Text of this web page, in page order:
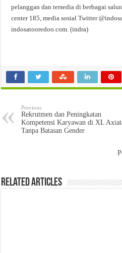
pelanggan dan tersedia di berbagai
center 185, media sosial Twitter
indosatooredoo.com. (indra)
Previous
Rekrutmen dan Peningkatan
Kompetensi Karyawan di XL
Tanpa Batasan Gender
Related Articles